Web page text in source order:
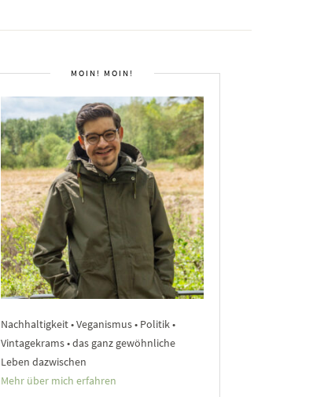
MOIN! MOIN!
Nachhaltigkeit • Veganismus • Politik •
Vintagekrams • das ganz gewöhnliche
Leben dazwischen
Mehr über mich erfahren